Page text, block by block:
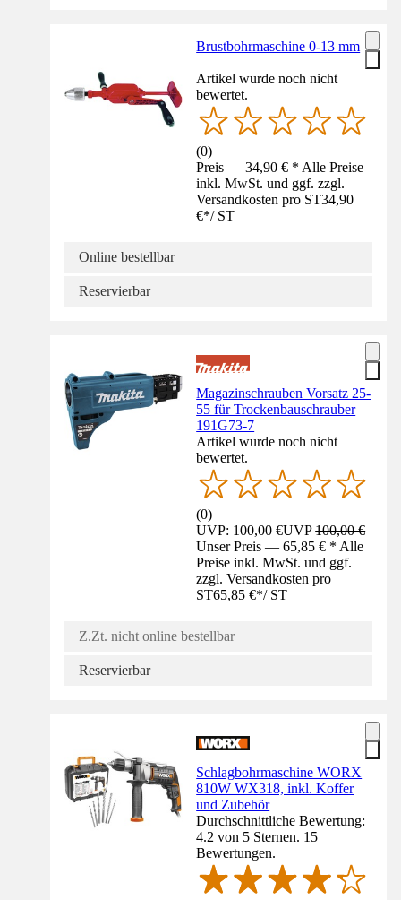
Brustbohrmaschine 0-13 mm
Artikel wurde noch nicht
bewertet.
(0)
Preis — 34,90 € * Alle Preise
inkl. MwSt. und ggf. zzgl.
Versandkosten pro ST34,90
€*/ ST
Online bestellbar
Reservierbar
Magazinschrauben Vorsatz 25-
55 für Trockenbauschrauber
191G73-7
Artikel wurde noch nicht
bewertet.
(0)
UVP: 100,00 €UVP100,00 €
Unser Preis — 65,85 € * Alle
Preise inkl. MwSt. und ggf.
zzgl. Versandkosten pro
ST65,85 €*/ ST
Z.Zt. nicht online bestellbar
Reservierbar
Schlagbohrmaschine WORX
810W WX318, inkl. Koffer
und Zubehör
Durchschnittliche Bewertung:
4.2 von 5 Sternen. 15
Bewertungen.